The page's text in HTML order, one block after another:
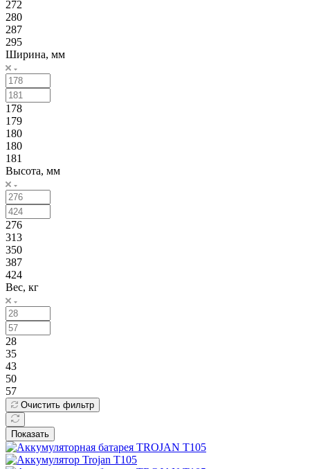
272
280
287
295
Ширина, мм
178
179
180
180
181
Высота, мм
276
313
350
387
424
Вес, кг
28
35
43
50
57
Очистить фильтр
Показать